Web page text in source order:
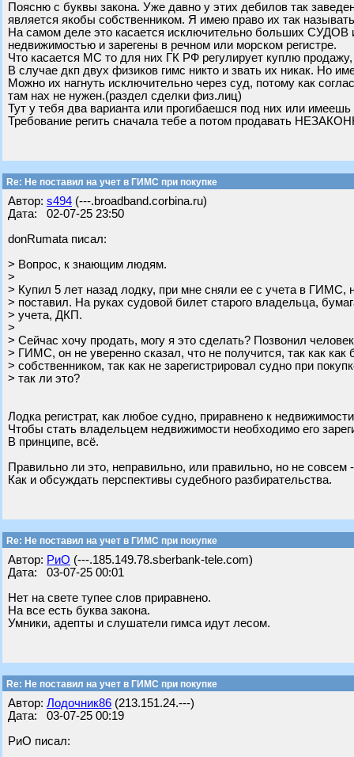
Поясню с буквы закона. Уже давно у этих дебилов так
является якобы собственником. Я имею право их так
На самом деле это касается исключительно больших
недвижимостью и зарегены в речном или морском регистре.
Что касается МС то для них ГК РФ регулирует куплю
В случае дкп двух физиков гимс никто и звать их никак. Но
Можно их нагнуть исключительно через суд, потому как
там нах не нужен.(раздел сделки физ.лиц)
Тут у тебя два варианта или прогибаешся под них или имеешь
Требование регить сначала тебе а потом продавать
Re: Не поставил на учет в ГИМС при покупке
Автор: s494 (---.broadband.corbina.ru)
Дата: 02-07-25 23:50
donRumata писал:
> Вопрос, к знающим людям.
>
> Купил 5 лет назад лодку, при мне сняли ее с учета в ГИМС,
> поставил. На руках судовой билет старого владельца,
> учета, ДКП.
>
> Сейчас хочу продать, могу я это сделать? Позвонил
> ГИМС, он не уверенно сказал, что не получится, так как
> собственником, так как не зарегистрировал судно при
> так ли это?
Лодка регистрат, как любое судно, приравнено к
Чтобы стать владельцем недвижимости необходимо его
В принципе, всё.
Правильно ли это, неправильно, или правильно, но не совсем
Как и обсуждать перспективы судебного разбирательства.
Re: Не поставил на учет в ГИМС при покупке
Автор: РиО (---.185.149.78.sberbank-tele.com)
Дата: 03-07-25 00:01
Нет на свете тупее слов приравнено.
На все есть буква закона.
Умники, адепты и слушатели гимса идут лесом.
Re: Не поставил на учет в ГИМС при покупке
Автор: Лодочник86 (213.151.24.---)
Дата: 03-07-25 00:19
РиО писал: